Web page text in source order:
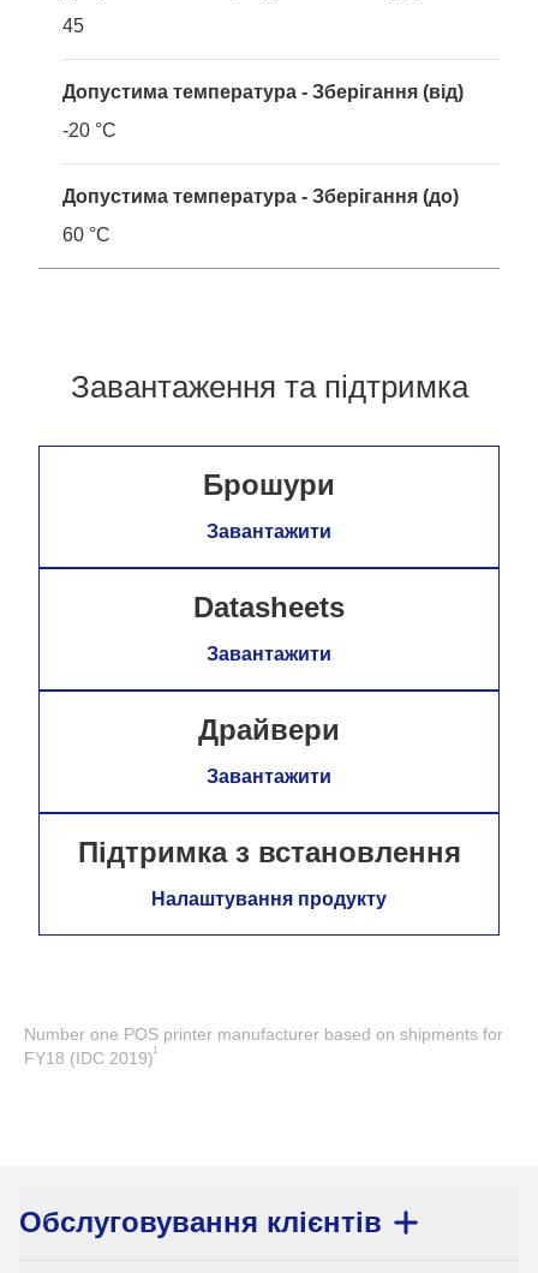
45
Допустима температура - Зберігання (від)
-20 °C
Допустима температура - Зберігання (до)
60 °C
Завантаження та підтримка
Брошури
Завантажити
Datasheets
Завантажити
Драйвери
Завантажити
Підтримка з встановлення
Налаштування продукту
Number one POS printer manufacturer based on shipments for
FY18 (IDC 2019)1
Обслуговування клієнтів